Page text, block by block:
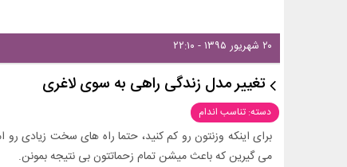
۲۰ شهریور ۱۳۹۵ - ۲۲:۱۰
تغییر مدل زندگی راهی به سوی لاغری
دسته: تناسب اندام
برای اینکه وزنتون رو کم کنید، حتما راه های سخت زیادی رو
می گیرین که باعث میشن تمام زحماتتون بی نتیجه بمونن.